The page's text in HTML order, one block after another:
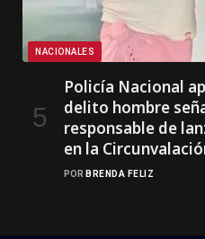
NACIONALES
Policía Nacional
delito hombre
responsable de
en la
POR BRENDA FELIZ